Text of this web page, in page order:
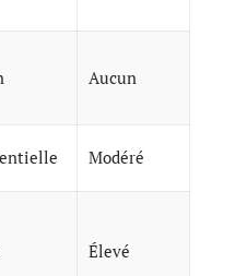
Aucun
Modéré
Élevé